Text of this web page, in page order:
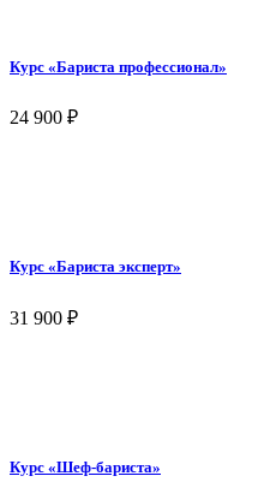
Курс «Бариста профессионал»
24 900 ₽
Курс «Бариста эксперт»
31 900 ₽
Курс «Шеф-бариста»